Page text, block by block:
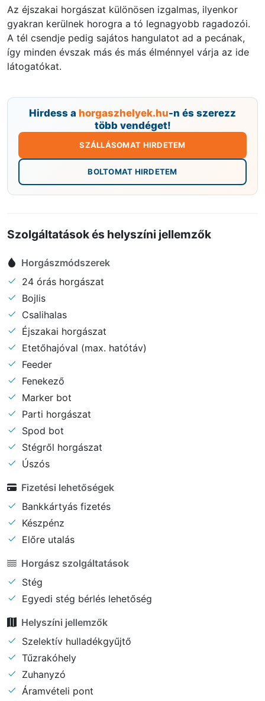
Az éjszakai horgászat különösen izgalmas, ilyenkor
gyakran kerülnek horogra a tó legnagyobb ragadozói.
A tél csendje pedig sajátos hangulatot ad a pecának,
így minden évszak más és más élménnyel várja az ide
látogatókat.
Hirdess a horgaszhelyek.hu-n és szerezz
több vendéget!
SZÁLLÁSOMAT HIRDETEM
BOLTOMAT HIRDETEM
Szolgáltatások és helyszíni jellemzők
Horgászmódszerek
24 órás horgászat
Bojlis
Csalihalas
Éjszakai horgászat
Etetőhajóval (max. hatótáv)
Feeder
Fenekező
Marker bot
Parti horgászat
Spod bot
Stégről horgászat
Úszós
Fizetési lehetőségek
Bankkártyás fizetés
Készpénz
Előre utalás
Horgász szolgáltatások
Stég
Egyedi stég bérlés lehetőség
Helyszíni jellemzők
Szelektív hulladékgyűjtő
Tűzrakóhely
Zuhanyzó
Áramvételi pont